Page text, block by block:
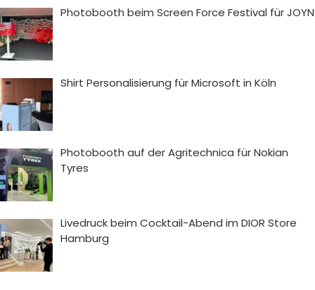
Photobooth beim Screen Force Festival für JOYN
Shirt Personalisierung für Microsoft in Köln
Photobooth auf der Agritechnica für Nokian
Tyres
Livedruck beim Cocktail-Abend im DIOR Store
Hamburg